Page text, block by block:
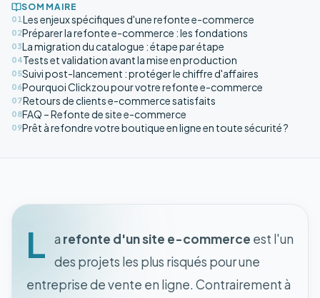
SOMMAIRE
01Les enjeux spécifiques d'une refonte e-commerce
02Préparer la refonte e-commerce : les fondations
03La migration du catalogue : étape par étape
04Tests et validation avant la mise en production
05Suivi post-lancement : protéger le chiffre d'affaires
06Pourquoi Clickzou pour votre refonte e-commerce
07Retours de clients e-commerce satisfaits
08FAQ – Refonte de site e-commerce
09Prêt à refondre votre boutique en ligne en toute sécurité ?
L a refonte d'un site e-commerce est l'un
des projets les plus risqués pour une
entreprise de vente en ligne. Contrairement à